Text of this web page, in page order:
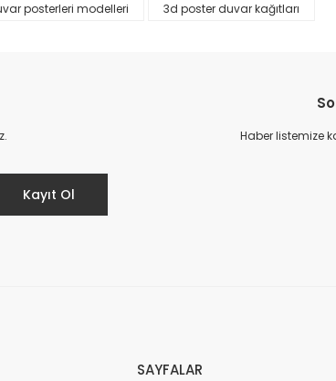
Gönder
posterleri modelleri 3d poster duvar kağıtları
Kayıt Ol
Haber listemize
SAYFALAR